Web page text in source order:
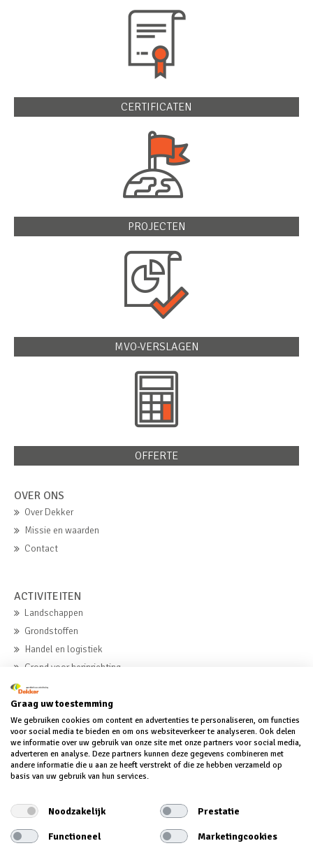
CERTIFICATEN
PROJECTEN
MVO-VERSLAGEN
OFFERTE
OVER ONS
Over Dekker
Missie en waarden
Contact
ACTIVITEITEN
Landschappen
Grondstoffen
Handel en logistiek
Grond voor herinrichting
Beton
MVO
MVO
MVO-verklaring
Graag uw toestemming
We gebruiken cookies om content en advertenties te personaliseren, om functies
voor social media te bieden en om ons websiteverkeer te analyseren. Ook delen
we informatie over uw gebruik van onze site met onze partners voor social media,
adverteren en analyse. Deze partners kunnen deze gegevens combineren met
andere informatie die u aan ze heeft verstrekt of die ze hebben verzameld op
basis van uw gebruik van hun services.
Noodzakelijk Prestatie
Functioneel Marketingcookies